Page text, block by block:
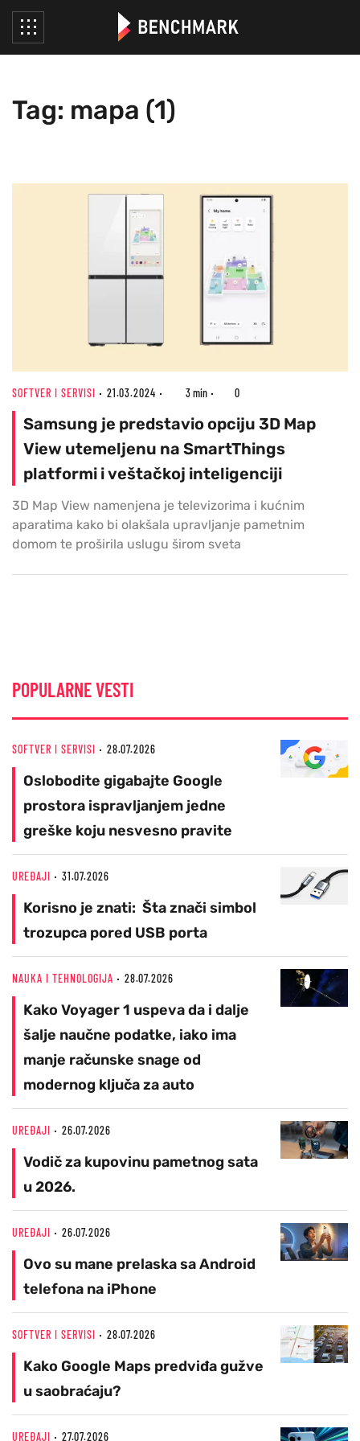
Tag: mapa (1)
SOFTVER I SERVISI 21.03.2024 3 min 0
Samsung je predstavio opciju 3D Map
View utemeljenu na SmartThings
platformi i veštačkoj inteligenciji
3D Map View namenjena je televizorima i kućnim
aparatima kako bi olakšala upravljanje pametnim
domom te proširila uslugu širom sveta
POPULARNE VESTI
SOFTVER I SERVISI 28.07.2026
Oslobodite gigabajte Google
prostora ispravljanjem jedne
greške koju nesvesno pravite
UREĐAJI 31.07.2026
Korisno je znati: Šta znači simbol
trozupca pored USB porta
NAUKA I TEHNOLOGIJA 28.07.2026
Kako Voyager 1 uspeva da i dalje
šalje naučne podatke, iako ima
manje računske snage od
modernog ključa za auto
UREĐAJI 26.07.2026
Vodič za kupovinu pametnog sata
u 2026.
UREĐAJI 26.07.2026
Ovo su mane prelaska sa Android
telefona na iPhone
SOFTVER I SERVISI 28.07.2026
Kako Google Maps predviđa gužve
u saobraćaju?
UREĐAJI 27.07.2026